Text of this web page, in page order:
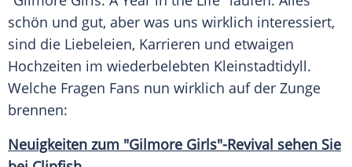
schön und gut, aber was uns wirklich interessiert,
sind die Liebeleien, Karrieren und etwaigen
Hochzeiten im wiederbelebten Kleinstadtidyll.
Welche Fragen Fans nun wirklich auf der Zunge
brennen:
Neuigkeiten zum "Gilmore Girls"-Revival sehen Sie